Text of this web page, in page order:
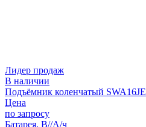
Лидер продаж
В наличии
Подъёмник коленчатый SWA16JE
Цена
по запросу
Батарея, В//А/ч